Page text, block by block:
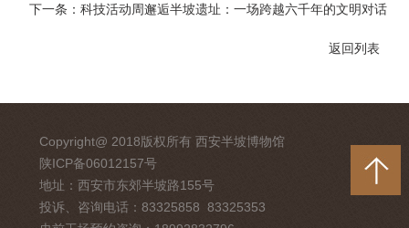
下一条：科技活动周邂逅半坡遗址：一场跨越六千年的文明对话
返回列表
Copyright@ 2018版权所有 西安半坡博物馆
陕ICP备06012157号
地址：西安市东郊半坡路155号
投诉、咨询电话：83325858 83325353